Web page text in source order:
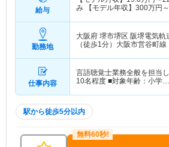
給与
み 【モデル年収】 300万円～
勤務地
大阪府 堺市堺区 阪堺電気軌
（徒歩1分）大阪市営谷町
仕事内容
言語聴覚士業務全般を担当して頂
10名程度 ■対象年齢：小学…
駅から徒歩5分以内